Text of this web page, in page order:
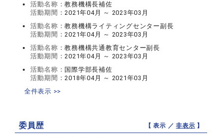
活動名称：教務機構長補佐
活動期間：2021年04月 ～ 2023年03月
活動名称：教務機構ライティングセンター副長
活動期間：2021年04月 ～ 2023年03月
活動名称：教務機構共通教育センター副長
活動期間：2021年04月 ～ 2023年03月
活動名称： 国際学部長補佐
活動期間：2018年04月 ～ 2021年03月
全件表示 >>
委員歴 【 表示 ／非表示 】